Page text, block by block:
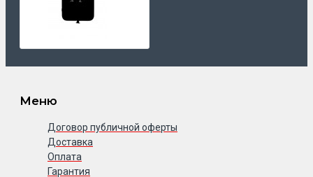
Меню
Договор публичной оферты
Доставка
Оплата
Гарантия